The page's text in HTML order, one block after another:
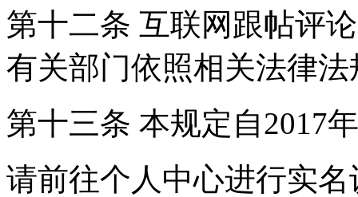
第十二条 互联网跟帖评
有关部门依照相关法律
第十三条 本规定自2017
请前往个人中心进行实名